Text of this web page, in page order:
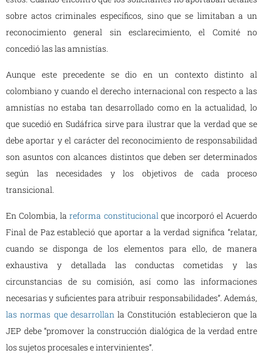
sobre actos criminales específicos, sino que se limitaban a un
reconocimiento general sin esclarecimiento, el Comité no
concedió las las amnistías.
Aunque este precedente se dio en un contexto distinto al
colombiano y cuando el derecho internacional con respecto a las
amnistías no estaba tan desarrollado como en la actualidad, lo
que sucedió en Sudáfrica sirve para ilustrar que la verdad que se
debe aportar y el carácter del reconocimiento de responsabilidad
son asuntos con alcances distintos que deben ser determinados
según las necesidades y los objetivos de cada proceso
transicional.
En Colombia, la reforma constitucional que incorporó el Acuerdo
Final de Paz estableció que aportar a la verdad significa “relatar,
cuando se disponga de los elementos para ello, de manera
exhaustiva y detallada las conductas cometidas y las
circunstancias de su comisión, así como las informaciones
necesarias y suficientes para atribuir responsabilidades”. Además,
las normas que desarrollan la Constitución establecieron que la
JEP debe “promover la construcción dialógica de la verdad entre
los sujetos procesales e intervinientes”.